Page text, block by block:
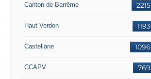
2215
Canton de Barrême
1193
Haut Verdon
1096
Castellane
769
CCAPV